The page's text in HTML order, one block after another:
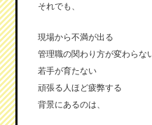
それでも、
現場から不満が出る
管理職の関わり方が変わらな
若手が育たない
頑張る人ほど疲弊する
背景にあるのは、